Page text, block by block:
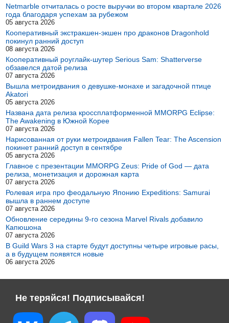
Netmarble отчиталась о росте выручки во втором квартале 2026
года благодаря успехам за рубежом
05 августа 2026
Кооперативный экстракшен-экшен про драконов Dragonhold
покинул ранний доступ
08 августа 2026
Кооперативный роуглайк-шутер Serious Sam: Shatterverse
обзавелся датой релиза
07 августа 2026
Вышла метроидвания о девушке-монахе и загадочной птице
Akatori
05 августа 2026
Названа дата релиза кроссплатформенной MMORPG Eclipse:
The Awakening в Южной Корее
07 августа 2026
Нарисованная от руки метроидвания Fallen Tear: The Ascension
покинет ранний доступ в сентябре
05 августа 2026
Главное с презентации MMORPG Zeus: Pride of God — дата
релиза, монетизация и дорожная карта
07 августа 2026
Ролевая игра про феодальную Японию Expeditions: Samurai
вышла в раннем доступе
07 августа 2026
Обновление середины 9-го сезона Marvel Rivals добавило
Капюшона
07 августа 2026
В Guild Wars 3 на старте будут доступны четыре игровые расы,
а в будущем появятся новые
06 августа 2026
Не теряйся! Подписывайся!